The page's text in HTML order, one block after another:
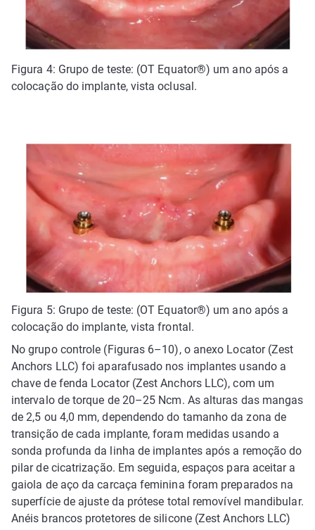
Figura 4: Grupo de teste: (OT Equator®) um ano após a
colocação do implante, vista oclusal.
Figura 5: Grupo de teste: (OT Equator®) um ano após a
colocação do implante, vista frontal.
No grupo controle (Figuras 6–10), o anexo Locator (Zest
Anchors LLC) foi aparafusado nos implantes usando a
chave de fenda Locator (Zest Anchors LLC), com um
intervalo de torque de 20–25 Ncm. As alturas das mangas
de 2,5 ou 4,0 mm, dependendo do tamanho da zona de
transição de cada implante, foram medidas usando a
sonda profunda da linha de implantes após a remoção do
pilar de cicatrização. Em seguida, espaços para aceitar a
gaiola de aço da carcaça feminina foram preparados na
superfície de ajuste da prótese total removível mandibular.
Anéis brancos protetores de silicone (Zest Anchors LLC)